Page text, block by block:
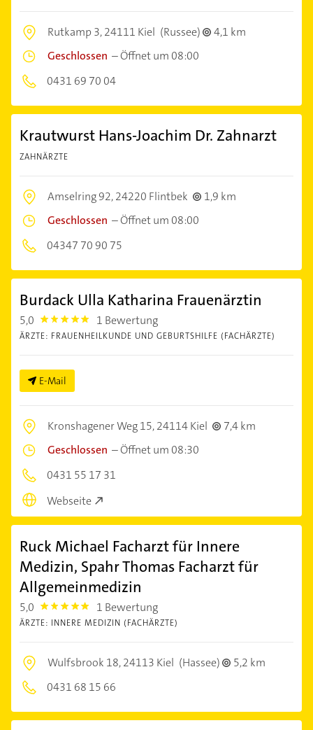
Rutkamp 3,24111 Kiel (Russee)
4,1 km
Geschlossen –Öffnet um 08:00
0431 69 70 04
Krautwurst Hans-Joachim Dr. Zahnarzt
ZAHNÄRZTE
Amselring 92,24220 Flintbek
1,9 km
Geschlossen –Öffnet um 08:00
04347 70 90 75
Burdack Ulla Katharina Frauenärztin
5,0 5.0 1 Bewertung
ÄRZTE: FRAUENHEILKUNDE UND GEBURTSHILFE (FACHÄRZTE)
E-Mail
Kronshagener Weg 15,24114 Kiel
7,4 km
Geschlossen –Öffnet um 08:30
0431 55 17 31
Webseite
Ruck Michael Facharzt für Innere
Medizin, Spahr Thomas Facharzt für
Allgemeinmedizin
5,0 5.0 1 Bewertung
ÄRZTE: INNERE MEDIZIN (FACHÄRZTE)
Wulfsbrook 18,24113 Kiel (Hassee)
5,2 km
0431 68 15 66